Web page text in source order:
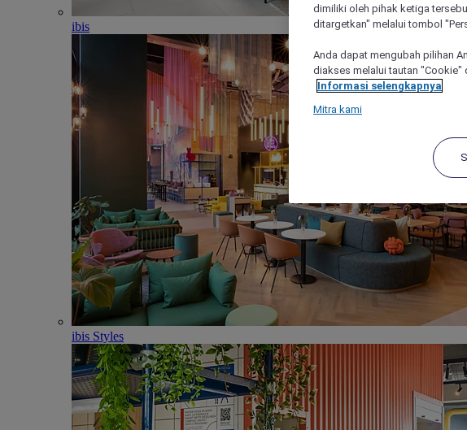
ibis
ibis Styles
dimiliki oleh pihak ketiga
ditargetkan" melalui tombol
Anda dapat mengubah pilihan
diakses melalui tautan "Cookie"
Informasi selengkapnya
Mitra kami